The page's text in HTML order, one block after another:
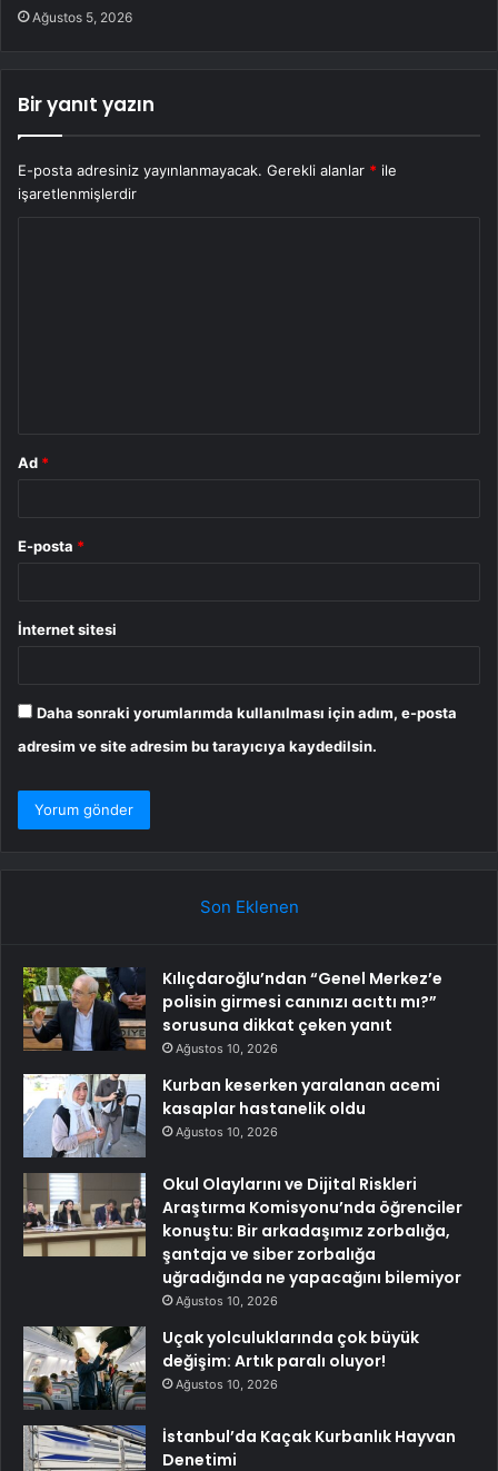
Ağustos 5, 2026
Bir yanıt yazın
E-posta adresiniz yayınlanmayacak. Gerekli alanlar * ile
işaretlenmişlerdir
Ad *
E-posta *
İnternet sitesi
Daha sonraki yorumlarımda kullanılması için adım, e-posta
adresim ve site adresim bu tarayıcıya kaydedilsin.
Son Eklenen
Kılıçdaroğlu’ndan “Genel Merkez’e
polisin girmesi canınızı acıttı mı?”
sorusuna dikkat çeken yanıt
Ağustos 10, 2026
Kurban keserken yaralanan acemi
kasaplar hastanelik oldu
Ağustos 10, 2026
Okul Olaylarını ve Dijital Riskleri
Araştırma Komisyonu’nda öğrenciler
konuştu: Bir arkadaşımız zorbalığa,
şantaja ve siber zorbalığa
uğradığında ne yapacağını bilemiyor
Ağustos 10, 2026
Uçak yolculuklarında çok büyük
değişim: Artık paralı oluyor!
Ağustos 10, 2026
İstanbul’da Kaçak Kurbanlık Hayvan
Denetimi